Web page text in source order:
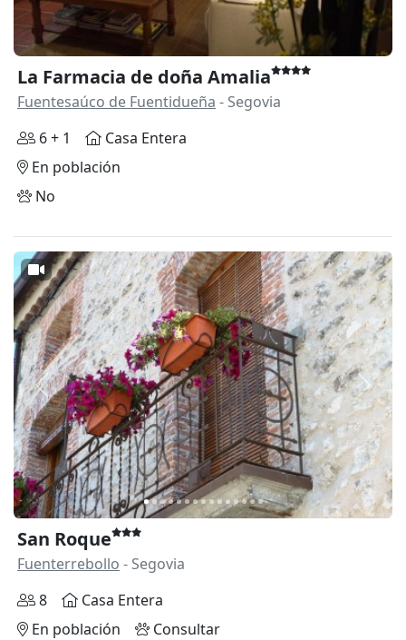
La Farmacia de doña Amalia
Fuentesaúco de Fuentidueña - Segovia
6 + 1
Casa Entera
En población
No
Anterior
San Roque
Fuenterrebollo - Segovia
8
Casa Entera
En población
Consultar